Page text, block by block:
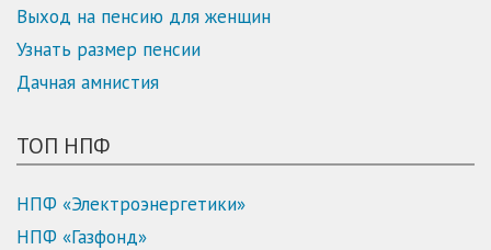
Выход на пенсию для женщин
Узнать размер пенсии
Дачная амнистия
ТОП НПФ
НПФ «Электроэнергетики»
НПФ «Газфонд»